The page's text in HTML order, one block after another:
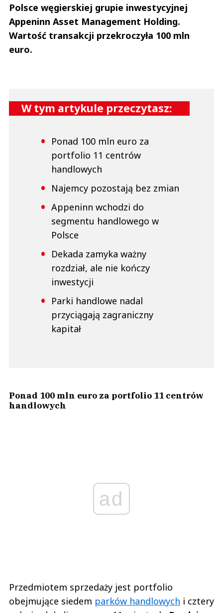
Polsce węgierskiej grupie inwestycyjnej
Appeninn Asset Management Holding.
Wartość transakcji przekroczyła 100 mln
euro.
W tym artykule przeczytasz:
Ponad 100 mln euro za
portfolio 11 centrów
handlowych
Najemcy pozostają bez zmian
Appeninn wchodzi do
segmentu handlowego w
Polsce
Dekada zamyka ważny
rozdział, ale nie kończy
inwestycji
Parki handlowe nadal
przyciągają zagraniczny
kapitał
Ponad 100 mln euro za portfolio 11 centrów
handlowych
ad
Przedmiotem sprzedaży jest portfolio
obejmujące siedem parków handlowych i cztery